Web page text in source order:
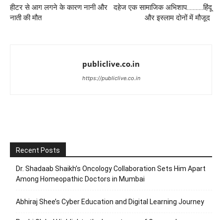
हीटर से आग लगने के कारण नानी और
नाती की मौत
दहेज एक सामाजिक अभिशाप………..हिंदू
और इस्लाम दोनों में मौजूद
publiclive.co.in
https://publiclive.co.in
Recent Posts
Dr. Shadaab Shaikh’s Oncology Collaboration Sets Him Apart
Among Homeopathic Doctors in Mumbai
Abhiraj Shee’s Cyber Education and Digital Learning Journey